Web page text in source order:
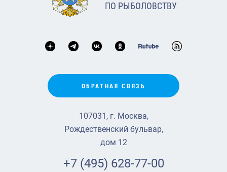
ПО РЫБОЛОВСТВУ
ОБРАТНАЯ СВЯЗЬ
107031, г. Москва,
Рождественский бульвар,
дом 12
+7 (495) 628-77-00